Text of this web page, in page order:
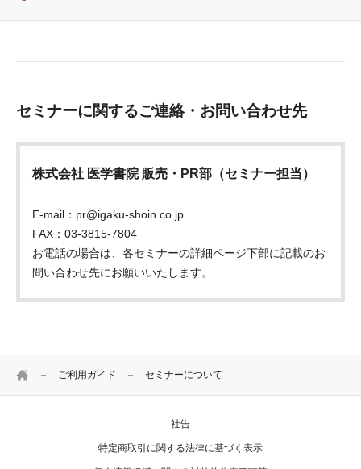
HOME ご利用ガイド セミナーについて
セミナーに関するご連絡・お問い合わせ先
株式会社 医学書院 販売・PR部（セミナー担当）
E-mail：pr@igaku-shoin.co.jp
FAX：03-3815-7804
お電話の場合は、各セミナーの詳細ページ下部に記載のお
問い合わせ先にお願いいたします。
社告
特定商取引に関する法律に基づく表示